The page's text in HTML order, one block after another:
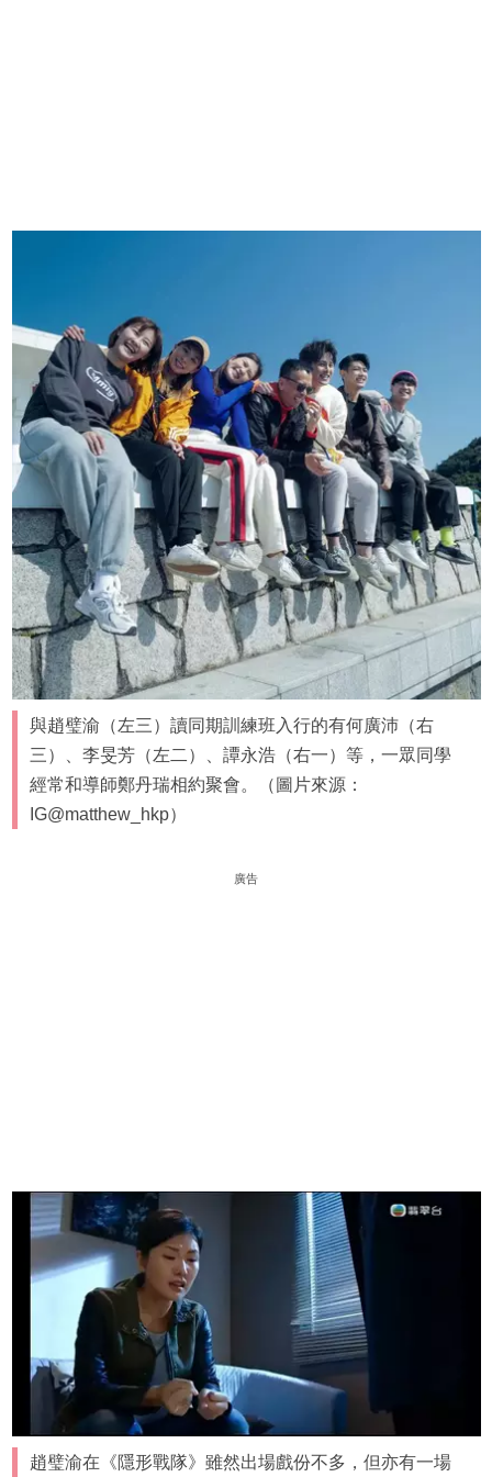
與趙璧渝（左三）讀同期訓練班入行的有何廣沛（右
三）、李旻芳（左二）、譚永浩（右一）等，一眾同學
經常和導師鄭丹瑞相約聚會。（圖片來源：
IG@matthew_hkp）
廣告
趙璧渝在《隱形戰隊》雖然出場戲份不多，但亦有一場